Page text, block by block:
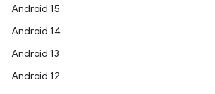
Android 15
Android 14
Android 13
Android 12